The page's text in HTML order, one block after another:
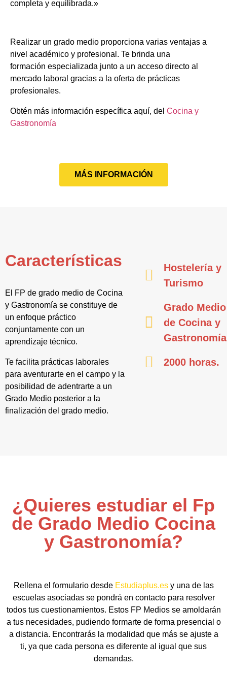
completa y equilibrada.»
Realizar un grado medio proporciona varias ventajas a
nivel académico y profesional. Te brinda una
formación especializada junto a un acceso directo al
mercado laboral gracias a la oferta de prácticas
profesionales.
Obtén más información específica aquí, del Cocina y
Gastronomía
MÁS INFORMACIÓN
Características
El FP de grado medio de Cocina
y Gastronomía se constituye de
un enfoque práctico
conjuntamente con un
aprendizaje técnico.
Te facilita prácticas laborales
para aventurarte en el campo y la
posibilidad de adentrarte a un
Grado Medio posterior a la
finalización del grado medio.
Hostelería y
Turismo
Grado Medio
de Cocina y
Gastronomía
2000 horas.
¿Quieres estudiar el Fp
de Grado Medio Cocina
y Gastronomía?
Rellena el formulario desde Estudiaplus.esy una de las
escuelas asociadas se pondrá en contacto para resolver
todos tus cuestionamientos. Estos FP Medios se amoldarán
a tus necesidades, pudiendo formarte de forma presencial o
a distancia. Encontrarás la modalidad que más se ajuste a
ti, ya que cada persona es diferente al igual que sus
demandas.